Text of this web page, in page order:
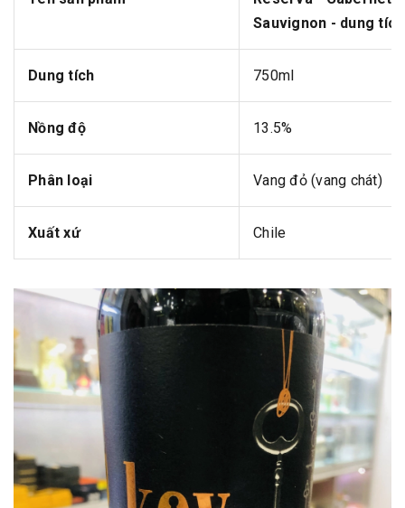
Sauvignon - dung
Dung tích 750ml
Nồng độ 13.5%
Phân loại Vang đỏ (vang chát)
Xuất xứ Chile